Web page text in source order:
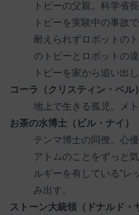
トビーの父親。科学省
トビーを実験中の事故
耐えられずロボットの
のトビーとロボットの
トビーを家から追い出
コーラ（クリスティン・ベル）
地上で生きる孤児。メ
お茶の水博士（ビル・ナイ）
テンマ博士の同僚。心
アトムのことをずっと
ルギーを有している“レ
み出す。
ストーン大統領（ドナルド・